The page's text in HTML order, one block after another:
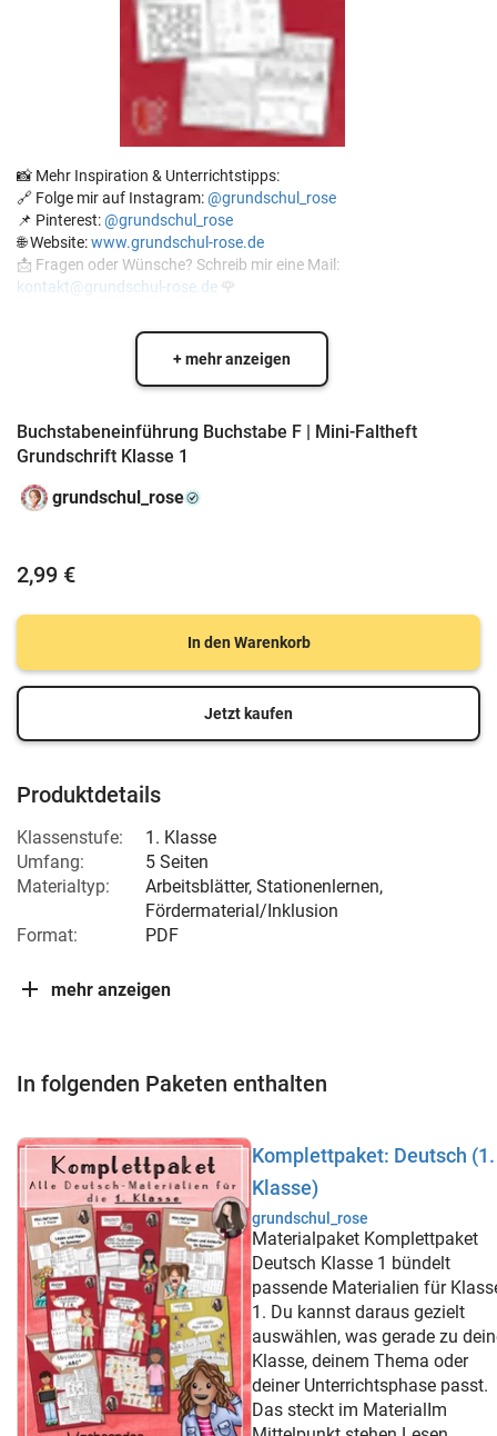
📸 Mehr Inspiration & Unterrichtstipps:
🔗 Folge mir auf Instagram:@grundschul_rose
📌 Pinterest:@grundschul_rose
🌐 Website:www.grundschul-rose.de
📩 Fragen oder Wünsche? Schreib mir eine Mail:
kontakt@grundschul-rose.de 🌹
+ mehr anzeigen
Buchstabeneinführung Buchstabe F | Mini-Faltheft
Grundschrift Klasse 1
grundschul_rose
2,99 €
In den Warenkorb
Jetzt kaufen
Produktdetails
Klassenstufe:
1. Klasse
Umfang:
5 Seiten
Materialtyp:
Arbeitsblätter, Stationenlernen,
Fördermaterial/Inklusion
Format:
PDF
mehr anzeigen
In folgenden Paketen enthalten
Komplettpaket: Deutsch (1.
Klasse)
grundschul_rose
Materialpaket Komplettpaket
Deutsch Klasse 1 bündelt
passende Materialien für
1. Du kannst daraus gezielt
auswählen, was gerade zu
Klasse, deinem Thema oder
deiner Unterrichtsphase passt.
Das steckt im MaterialIm